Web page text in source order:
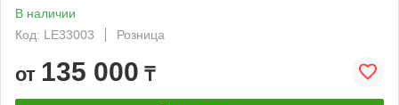
В наличии
Код: LE33003
Розница
от 135 000 ₸